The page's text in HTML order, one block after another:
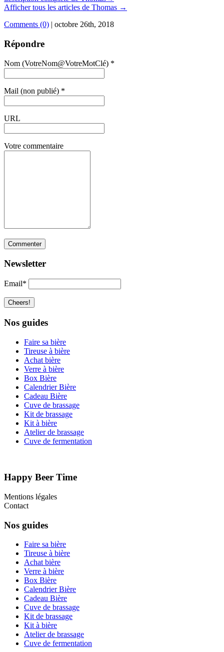
Afficher tous les articles de Thomas →
Comments (0) | octobre 26th, 2018
Répondre
Nom (VotreNom@VotreMotClé) *
Mail (non publié) *
URL
Votre commentaire
Newsletter
Email*
Nos guides
Faire sa bière
Tireuse à bière
Achat bière
Verre à bière
Box Bière
Calendrier Bière
Cadeau Bière
Cuve de brassage
Kit de brassage
Kit à bière
Atelier de brassage
Cuve de fermentation
Happy Beer Time
Mentions légales
Contact
Nos guides
Faire sa bière
Tireuse à bière
Achat bière
Verre à bière
Box Bière
Calendrier Bière
Cadeau Bière
Cuve de brassage
Kit de brassage
Kit à bière
Atelier de brassage
Cuve de fermentation